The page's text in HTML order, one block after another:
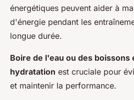
énergétiques peuvent aider à
d'énergie pendant les
longue durée.
Boire de l'eau ou des boissons
hydratation est cruciale pour
et maintenir la performance.